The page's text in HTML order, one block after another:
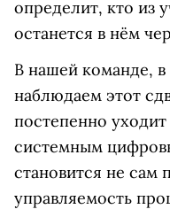
определит, кто из
останется в нём
В нашей команде,
наблюдаем этот
постепенно
системным
становится не сам
управляемость